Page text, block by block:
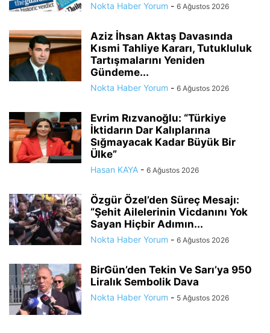
Nokta Haber Yorum - 6 Ağustos 2026
Aziz İhsan Aktaş Davasında
Kısmi Tahliye Kararı, Tutukluluk
Tartışmalarını Yeniden
Gündeme...
Nokta Haber Yorum - 6 Ağustos 2026
Evrim Rızvanoğlu: “Türkiye
İktidarın Dar Kalıplarına
Sığmayacak Kadar Büyük Bir
Ülke”
Hasan KAYA - 6 Ağustos 2026
Özgür Özel’den Süreç Mesajı:
“Şehit Ailelerinin Vicdanını Yok
Sayan Hiçbir Adımın...
Nokta Haber Yorum - 6 Ağustos 2026
BirGün’den Tekin Ve Sarı’ya 950
Liralık Sembolik Dava
Nokta Haber Yorum - 5 Ağustos 2026